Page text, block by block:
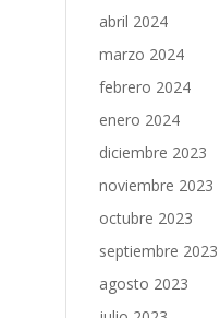
abril 2024
marzo 2024
febrero 2024
enero 2024
diciembre 2023
noviembre 2023
octubre 2023
septiembre 2023
agosto 2023